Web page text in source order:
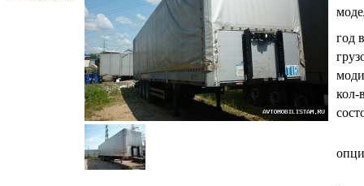
год
кол-